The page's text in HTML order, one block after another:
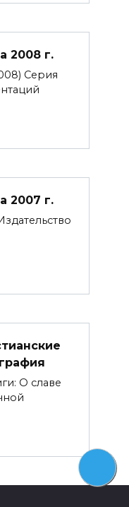
2008 г.
Серия
2007 г.
О славе